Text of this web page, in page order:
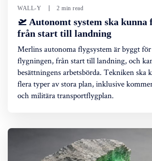
WALL-Y 2 min read
🛫 Autonomt system ska kunna
från start till landning
Merlins autonoma flygsystem är byggt
flygningen, från start till landning, och
besättningens arbetsbörda. Tekniken ska
flera typer av stora plan, inklusive
och militära transportflygplan.